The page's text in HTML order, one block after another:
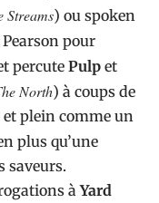
Streams) ou spoken
pour
percutePulp et
North) à coups de
et plein comme un
plus qu’une
saveurs.
àYard